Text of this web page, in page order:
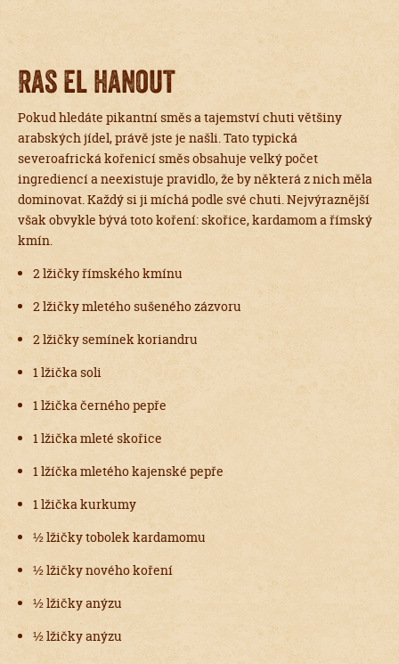
Ras el hanout
Pokud hledáte pikantní směs a tajemství chuti většiny
arabských jídel, právě jste je našli. Tato typická
severoafrická kořenicí směs obsahuje velký počet
ingrediencí a neexistuje pravidlo, že by některá z nich měla
dominovat. Každý si ji míchá podle své chuti. Nejvýraznější
však obvykle bývá toto koření: skořice, kardamom a římský
kmín.
2 lžičky římského kmínu
2 lžičky mletého sušeného zázvoru
2 lžičky semínek koriandru
1 lžička soli
1 lžička černého pepře
1 lžička mleté skořice
1 lžíčka mletého kajenské pepře
1 lžička kurkumy
½ lžičky tobolek kardamomu
½ lžičky nového koření
½ lžičky anýzu
½ lžičky anýzu